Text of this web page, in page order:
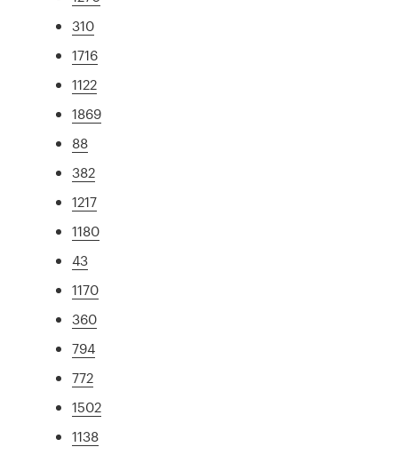
310
1716
1122
1869
88
382
1217
1180
43
1170
360
794
772
1502
1138